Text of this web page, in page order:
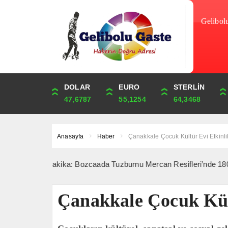
DOLAR
47,6787
EURO
55,1254
STERLİN
64,3468
ONS
4,341,81
ALTIN
6,660,55
ÇEYREK
10,889,99
Anasayfa Haber Çanakkale Çocuk Kültür Evi
Son Dakika: Bozcaada Tuzburnu Mercan Resifleri’nde 180 Tür
Çanakkale Çocuk